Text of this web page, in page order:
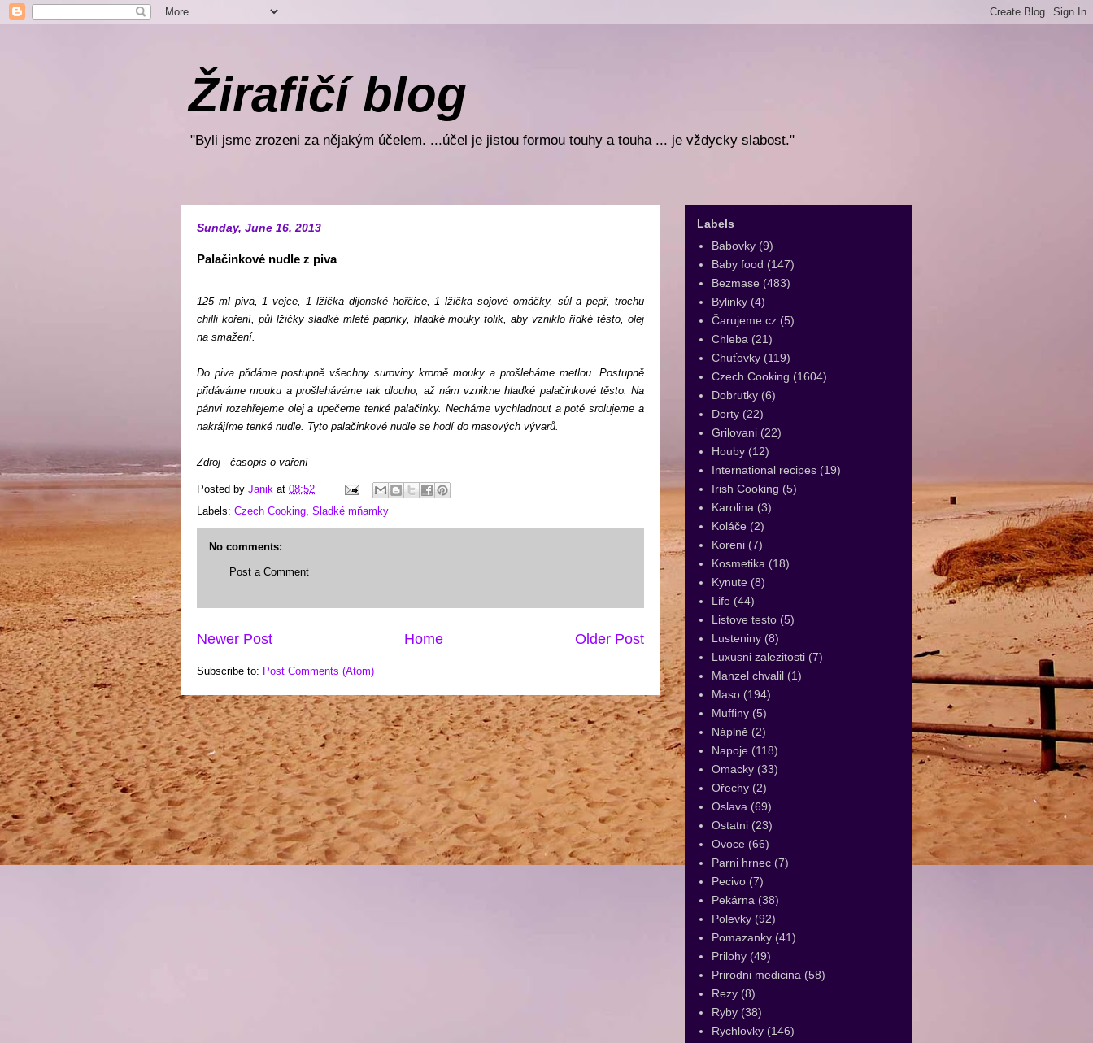
Žirafičí blog
"Byli jsme zrozeni za nějakým účelem. ...účel je jistou formou touhy a touha ... je vždycky slabost."
Sunday, June 16, 2013
Palačinkové nudle z piva
125 ml piva, 1 vejce, 1 lžička dijonské hořčice, 1 lžička sojové omáčky, sůl a pepř, trochu
chilli koření, půl lžičky sladké mleté papriky, hladké mouky tolik, aby vzniklo řídké těsto, olej
na smažení.
Do piva přidáme postupně všechny suroviny kromě mouky a prošleháme metlou. Postupně
přidáváme mouku a prošleháváme tak dlouho, až nám vznikne hladké palačinkové těsto. Na
pánvi rozehřejeme olej a upečeme tenké palačinky. Necháme vychladnout a poté srolujeme a
nakrájíme tenké nudle. Tyto palačinkové nudle se hodí do masových vývarů.
Zdroj - časopis o vaření
Posted by Janik at 08:52
Labels: Czech Cooking, Sladké mňamky
No comments:
Post a Comment
Newer Post Older Post
Home
Subscribe to: Post Comments (Atom)
Labels
Babovky (9)
Baby food (147)
Bezmase (483)
Bylinky (4)
Čarujeme.cz (5)
Chleba (21)
Chuťovky (119)
Czech Cooking (1604)
Dobrutky (6)
Dorty (22)
Grilovani (22)
Houby (12)
International recipes (19)
Irish Cooking (5)
Karolina (3)
Koláče (2)
Koreni (7)
Kosmetika (18)
Kynute (8)
Life (44)
Listove testo (5)
Lusteniny (8)
Luxusni zalezitosti (7)
Manzel chvalil (1)
Maso (194)
Muffiny (5)
Náplně (2)
Napoje (118)
Omacky (33)
Ořechy (2)
Oslava (69)
Ostatni (23)
Ovoce (66)
Parni hrnec (7)
Pecivo (7)
Pekárna (38)
Polevky (92)
Pomazanky (41)
Prilohy (49)
Prirodni medicina (58)
Rezy (8)
Ryby (38)
Rychlovky (146)